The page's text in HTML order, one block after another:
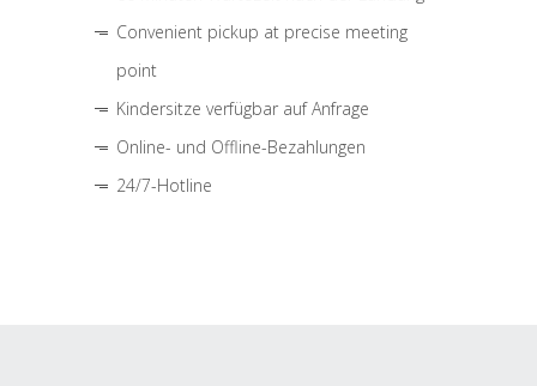
Convenient pickup at precise meeting
point
Kindersitze verfügbar auf Anfrage
Online- und Offline-Bezahlungen
24/7-Hotline